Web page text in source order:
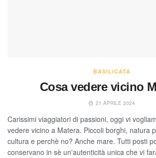
BASILICATA
Cosa vedere vicino
21 APRILE 2024
Carissimi viaggiatori di passioni, oggi vi
vedere vicino a Matera. Piccoli borghi, natura
cultura e perchè no? Anche mare. Tutti posti
conservano in sè un'autenticità unica che vi